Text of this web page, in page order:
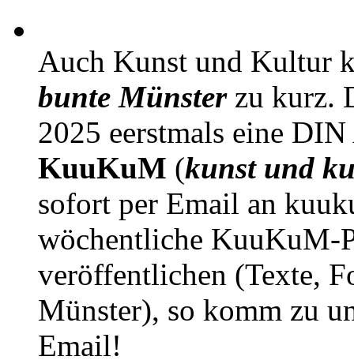
Auch Kunst und Kultur
bunte Münsterzu kurz.
2025 eerstmals eine
KuuKuM (kunst und
sofort per Email an
wöchentliche KuuKuM-
veröffentlichen (Texte,
Münster), so komm zu
Email!